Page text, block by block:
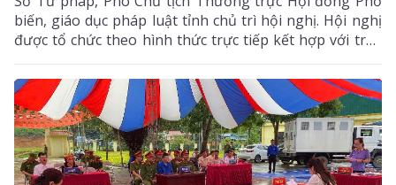
biến, giáo dục pháp luật tỉnh chủ trì hội nghị. Hội nghị
được tổ chức theo hình thức trực tiếp kết hợp với trực
tuyến kết nối đến điểm cầu các xã, phường trong tỉnh.